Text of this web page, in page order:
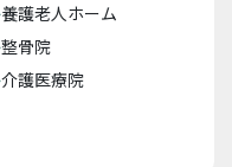
養護老人ホーム
整骨院
介護医療院